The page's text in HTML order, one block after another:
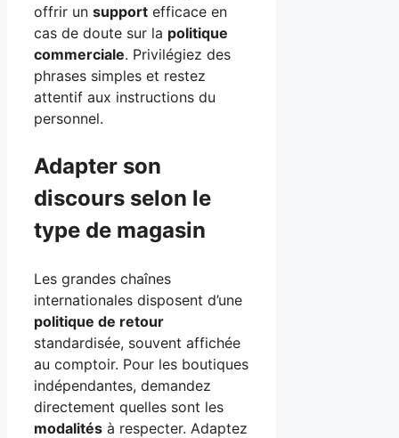
offrir un support efficace en
cas de doute sur la politique
commerciale. Privilégiez des
phrases simples et restez
attentif aux instructions du
personnel.
Adapter son
discours selon le
type de magasin
Les grandes chaînes
internationales disposent d’une
politique de retour
standardisée, souvent affichée
au comptoir. Pour les boutiques
indépendantes, demandez
directement quelles sont les
modalités à respecter. Adaptez